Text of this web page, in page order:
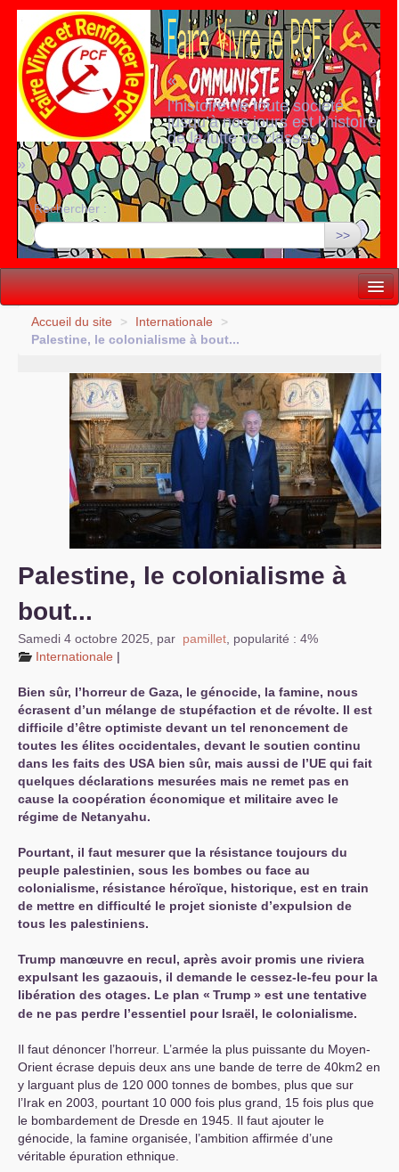
«
l’histoire de toute société
jusqu’à nos jours est l’histoire
de la lutte de classes
»
Rechercher :
>>
Vie politique
Internationale
S’organiser
Comprendre...
Vie du site
Accueil du site > Internationale
>
Palestine, le colonialisme à bout...
Palestine, le colonialisme à
bout...
Samedi 4 octobre 2025 par pamillet popularité : 4%
Internationale |
Bien sûr, l’horreur de Gaza, le génocide, la famine, nous
écrasent d’un mélange de stupéfaction et de révolte. Il est
difficile d’être optimiste devant un tel renoncement de
toutes les élites occidentales, devant le soutien continu
dans les faits des USA bien sûr, mais aussi de l’UE qui fait
quelques déclarations mesurées mais ne remet pas en
cause la coopération économique et militaire avec le
régime de Netanyahu.
Pourtant, il faut mesurer que la résistance toujours du
peuple palestinien, sous les bombes ou face au
colonialisme, résistance héroïque, historique, est en train
de mettre en difficulté le projet sioniste d’expulsion de
tous les palestiniens.
Trump manœuvre en recul, après avoir promis une riviera
expulsant les gazaouis, il demande le cessez-le-feu pour la
libération des otages. Le plan « Trump » est une tentative
de ne pas perdre l’essentiel pour Israël, le colonialisme.
Il faut dénoncer l’horreur. L’armée la plus puissante du Moyen-
Orient écrase depuis deux ans une bande de terre de 40km2 en
y larguant plus de 120 000 tonnes de bombes, plus que sur
l’Irak en 2003, pourtant 10 000 fois plus grand, 15 fois plus que
le bombardement de Dresde en 1945. Il faut ajouter le
génocide, la famine organisée, l’ambition affirmée d’une
véritable épuration ethnique.